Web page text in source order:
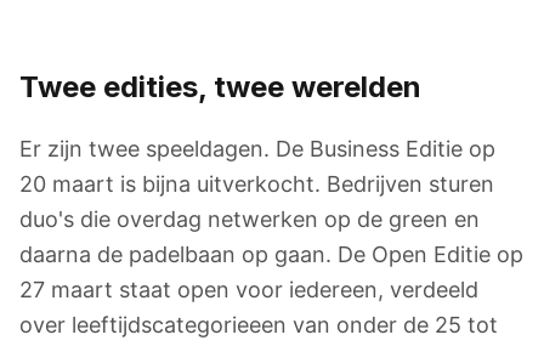
Twee edities, twee werelden
Er zijn twee speeldagen. De Business Editie op
20 maart is bijna uitverkocht. Bedrijven sturen
duo's die overdag netwerken op de green en
daarna de padelbaan op gaan. De Open Editie op
27 maart staat open voor iedereen, verdeeld
over leeftijdscategorieeen van onder de 25 tot